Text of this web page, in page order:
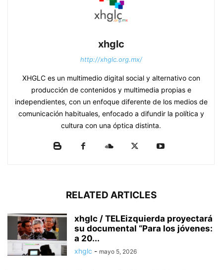
xhglc
http://xhglc.org.mx/
XHGLC es un multimedio digital social y alternativo con
producción de contenidos y multimedia propias e
independientes, con un enfoque diferente de los medios de
comunicación habituales, enfocado a difundir la política y
cultura con una óptica distinta.
RELATED ARTICLES
xhglc / TELEizquierda proyectará
su documental “Para los jóvenes:
a 20...
xhglc - mayo 5, 2026